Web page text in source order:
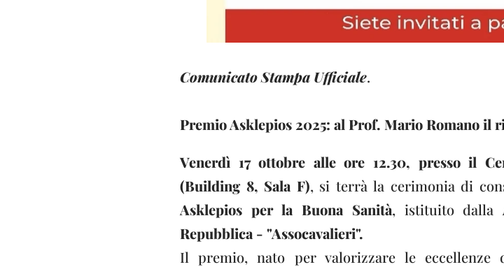
Comunicato Stampa Ufficiale.
Premio Asklepios 2025: al Prof. Mario Romano il
Venerdì 17 ottobre alle ore 12.30, presso il
(Building 8, Sala F), si terrà la cerimonia di
Asklepios per la Buona Sanità, istituito dalla
Repubblica - "Assocavalieri".
Il premio, nato per valorizzare le eccellenze